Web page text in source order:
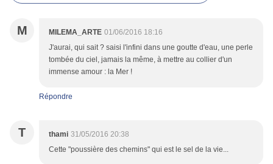
M MILEMA_ARTE 01/06/2016 18:16
J'aurai, qui sait ? saisi l'infini dans une goutte d'eau, une perle
tombée du ciel, jamais la même, à mettre au collier d'un
immense amour : la Mer !
Répondre
T thami 31/05/2016 20:38
Cette "poussière des chemins" qui est le sel de la vie...